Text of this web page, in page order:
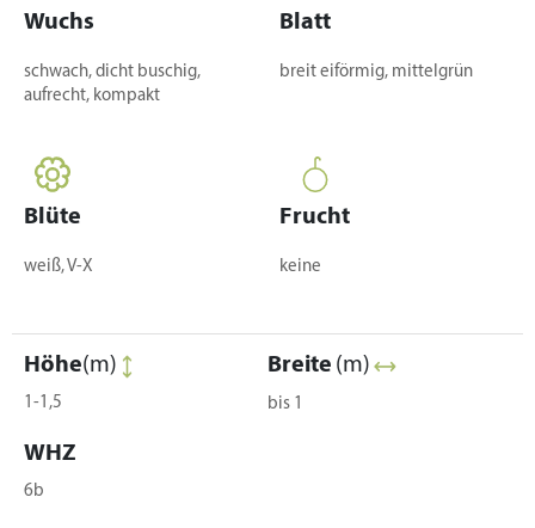
Wuchs
schwach, dicht buschig,
aufrecht, kompakt
Blatt
breit eiförmig, mittelgrün
Blüte
weiß, V-X
Frucht
keine
Höhe(m)
1-1,5
Breite (m)
bis 1
WHZ
6b